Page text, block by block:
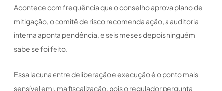
Acontece com frequência que o conselho aprova plano de
mitigação, o comitê de risco recomenda ação, a auditoria
interna aponta pendência, e seis meses depois ninguém
sabe se foi feito.
Essa lacuna entre deliberação e execução é o ponto mais
sensível em uma fiscalização, pois o regulador pergunta